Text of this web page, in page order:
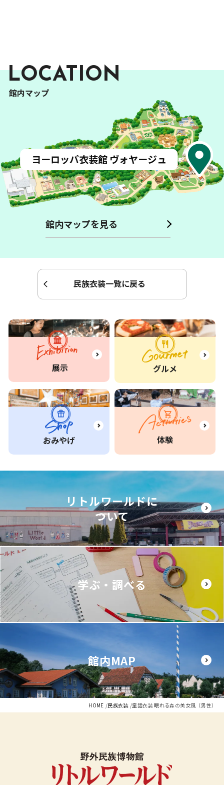
LOCATION
館内マップ
台湾 農家
ペルー
大農園 領主の家
バリ島 貴族の家
ドイツ バイエルン州の村
フランス アルザス地方の家
イタリア アルベロベッロの家
アフリカンプラザ
村
トルコ
イスタン
ブールの街
韓国 地主の家
ヨーロッパ衣装館 ヴォヤージュ
館内マップを見る
民族衣装一覧に戻る
展示 グルメ
おみやげ 体験
リトルワールドに
ついて
学ぶ・調べる
館内MAP
HOME 民族衣装 童話衣装 眠れる森の美女風（男性）